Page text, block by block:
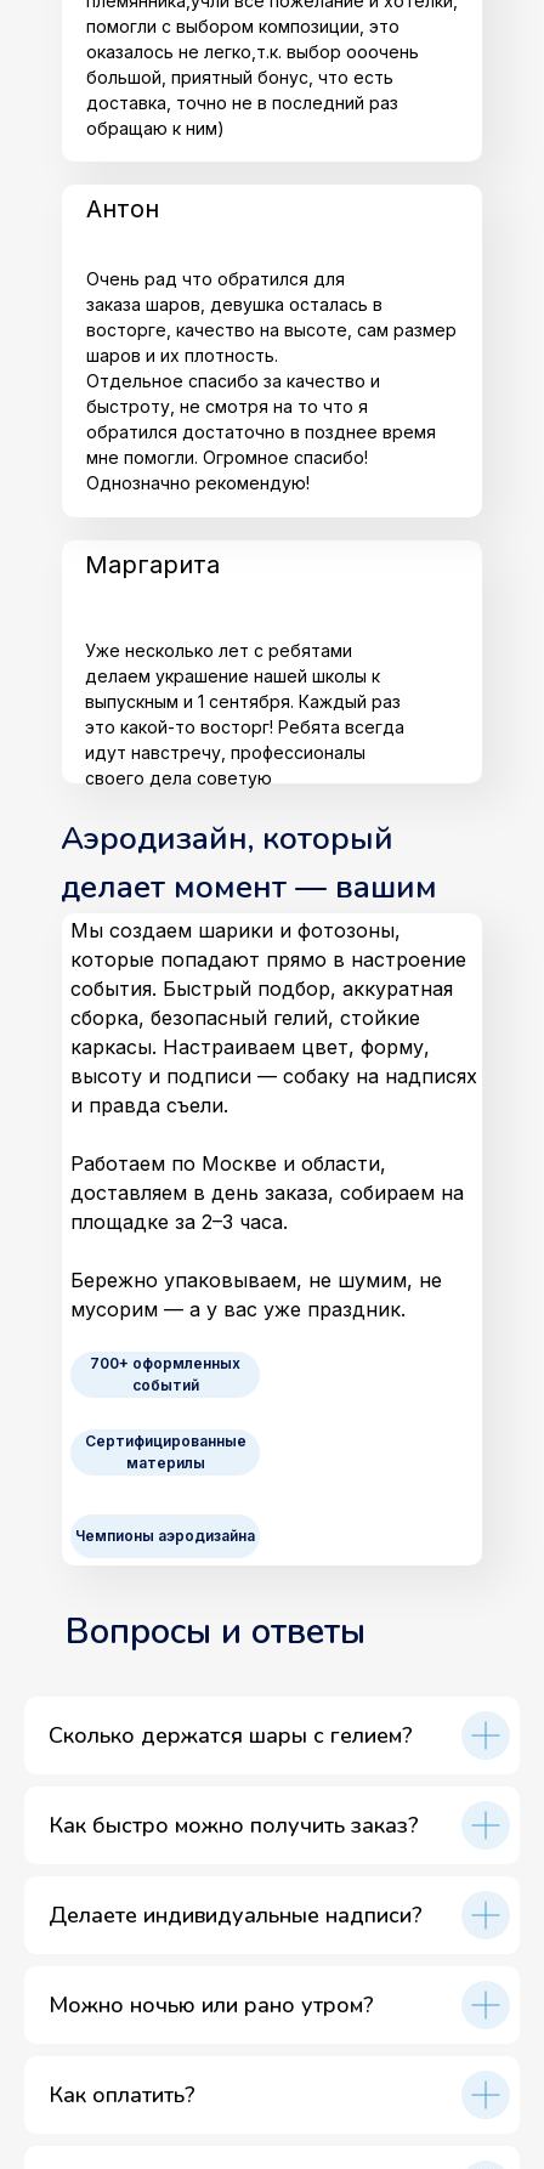
помогли с выбором композиции, это
оказалось не легко,т.к. выбор ооочень
большой, приятный бонус, что есть
доставка, точно не в последний раз
обращаю к ним)
Уже несколько лет с ребятами
делаем украшение нашей школы к
выпускным и 1 сентября. Каждый раз
это какой-то восторг! Ребята всегда
идут навстречу, профессионалы
своего дела советую
Маргарита
Очень рад что обратился для
заказа шаров, девушка осталась в
восторге, качество на высоте, сам размер
шаров и их плотность.
Отдельное спасибо за качество и
быстроту, не смотря на то что я
обратился достаточно в позднее время
мне помогли. Огромное спасибо!
Однозначно рекомендую!
Антон
Аэродизайн, который
делает момент — вашим
Мы создаем шарики и фотозоны,
которые попадают прямо в настроение
события. Быстрый подбор, аккуратная
сборка, безопасный гелий, стойкие
каркасы. Настраиваем цвет, форму,
высоту и подписи — собаку на надписях
и правда съели.
Работаем по Москве и области,
доставляем в день заказа, собираем на
площадке за 2–3 часа.
Бережно упаковываем, не шумим, не
мусорим — а у вас уже праздник.
Чемпионы аэродизайна
Сертифицированные
материлы
700+ оформленных
событий
Вопросы и ответы
Сколько держатся шары с гелием?
Как быстро можно получить заказ?
Делаете индивидуальные надписи?
Можно ночью или рано утром?
Как оплатить?